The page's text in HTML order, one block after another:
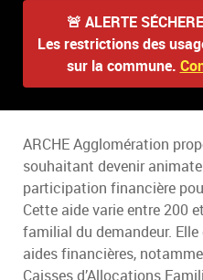
🚨 ALERTE
Les restrictions des
sur la commune.
ARCHE Agglomération
souhaitant devenir
participation financière
Cette aide varie entre 200
familial du demandeur.
aides financières,
Caisses d’Allocations